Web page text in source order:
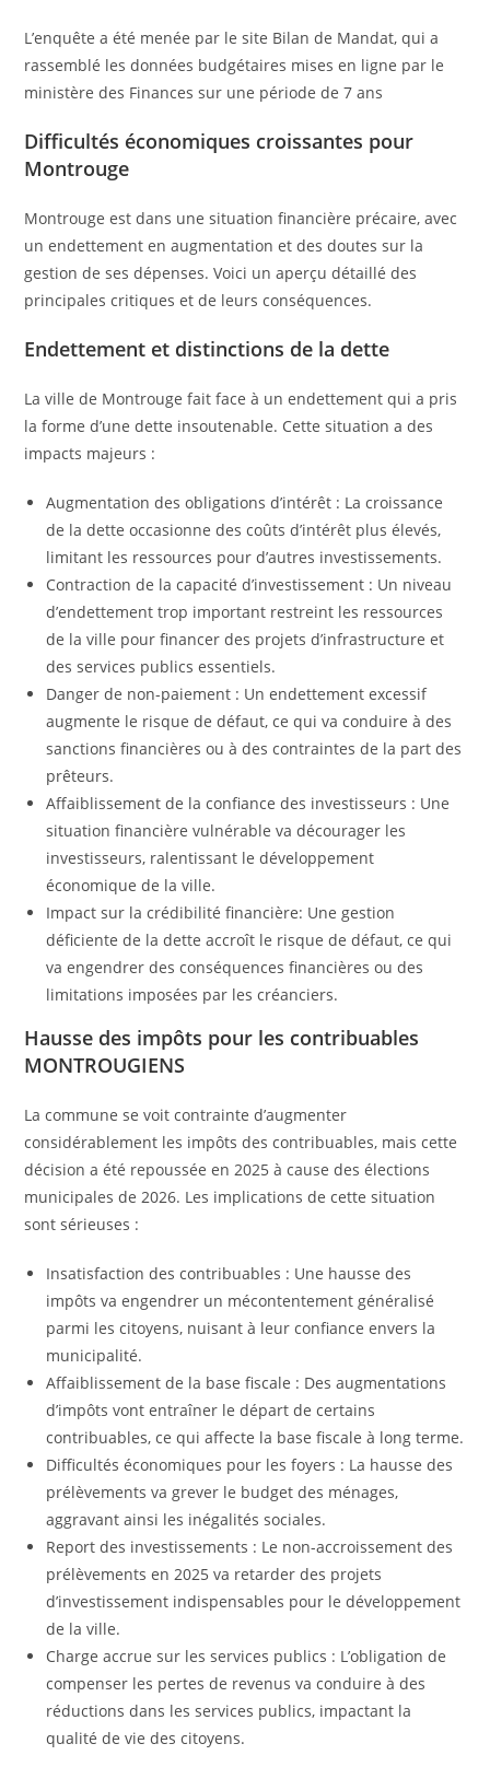
L’enquête a été menée par le site Bilan de Mandat, qui a
rassemblé les données budgétaires mises en ligne par le
ministère des Finances sur une période de 7 ans
Difficultés économiques croissantes pour
Montrouge
Montrouge est dans une situation financière précaire, avec
un endettement en augmentation et des doutes sur la
gestion de ses dépenses. Voici un aperçu détaillé des
principales critiques et de leurs conséquences.
Endettement et distinctions de la dette
La ville de Montrouge fait face à un endettement qui a pris
la forme d’une dette insoutenable. Cette situation a des
impacts majeurs :
Augmentation des obligations d’intérêt : La croissance
de la dette occasionne des coûts d’intérêt plus élevés,
limitant les ressources pour d’autres investissements.
Contraction de la capacité d’investissement : Un niveau
d’endettement trop important restreint les ressources
de la ville pour financer des projets d’infrastructure et
des services publics essentiels.
Danger de non-paiement : Un endettement excessif
augmente le risque de défaut, ce qui va conduire à des
sanctions financières ou à des contraintes de la part des
prêteurs.
Affaiblissement de la confiance des investisseurs : Une
situation financière vulnérable va décourager les
investisseurs, ralentissant le développement
économique de la ville.
Impact sur la crédibilité financière: Une gestion
déficiente de la dette accroît le risque de défaut, ce qui
va engendrer des conséquences financières ou des
limitations imposées par les créanciers.
Hausse des impôts pour les contribuables
MONTROUGIENS
La commune se voit contrainte d’augmenter
considérablement les impôts des contribuables, mais cette
décision a été repoussée en 2025 à cause des élections
municipales de 2026. Les implications de cette situation
sont sérieuses :
Insatisfaction des contribuables : Une hausse des
impôts va engendrer un mécontentement généralisé
parmi les citoyens, nuisant à leur confiance envers la
municipalité.
Affaiblissement de la base fiscale : Des augmentations
d’impôts vont entraîner le départ de certains
contribuables, ce qui affecte la base fiscale à long terme.
Difficultés économiques pour les foyers : La hausse des
prélèvements va grever le budget des ménages,
aggravant ainsi les inégalités sociales.
Report des investissements : Le non-accroissement des
prélèvements en 2025 va retarder des projets
d’investissement indispensables pour le développement
de la ville.
Charge accrue sur les services publics : L’obligation de
compenser les pertes de revenus va conduire à des
réductions dans les services publics, impactant la
qualité de vie des citoyens.